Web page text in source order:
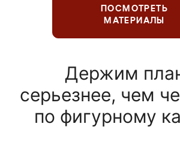
ПОСМОТРЕТЬ
МАТЕРИАЛЫ
Держим
серьезнее, чем
по фигурному